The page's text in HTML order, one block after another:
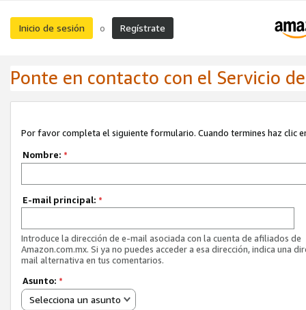
Inicio de sesión o Regístrate
Ponte en contacto con el Servicio
Por favor completa el siguiente formulario. Cuando termines haz clic
Nombre: *
E-mail principal: *
Introduce la dirección de e-mail asociada con la cuenta de afiliados de
Amazon.com.mx. Si ya no puedes acceder a esa dirección, indica una
mail alternativa en tus comentarios.
Asunto: *
Selecciona un asunto